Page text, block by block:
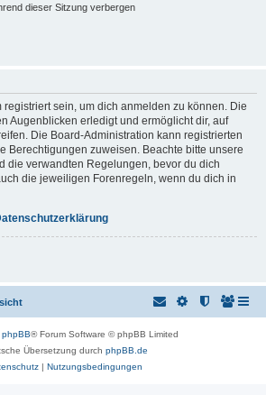
dieser Sitzung verbergen
registriert sein, um dich anmelden zu können. Die
Augenblicken erledigt und ermöglicht dir, auf
Die Board-Administration kann registrierten
Berechtigungen zuweisen. Beachte bitte unsere
die verwandten Regelungen, bevor du dich
die jeweiligen Forenregeln, wenn du dich in
phpBB® Forum Software © phpBB Limited
Übersetzung durch phpBB.de
| Nutzungsbedingungen